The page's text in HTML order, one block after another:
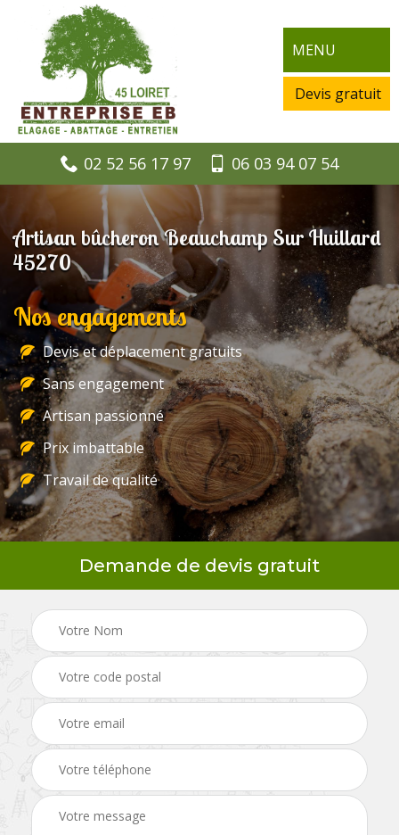
MENU
Devis gratuit
02 52 56 17 97 06 03 94 07 54
Artisan bûcheron Beauchamp Sur Huillard
45270
Nos engagements
Devis et déplacement gratuits
Sans engagement
Artisan passionné
Prix imbattable
Travail de qualité
Demande de devis gratuit